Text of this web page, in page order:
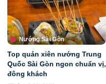
Nướng Sài Gòn
Top quán xiên nướng Trung
Quốc Sài Gòn ngon chuẩn vị,
đông khách